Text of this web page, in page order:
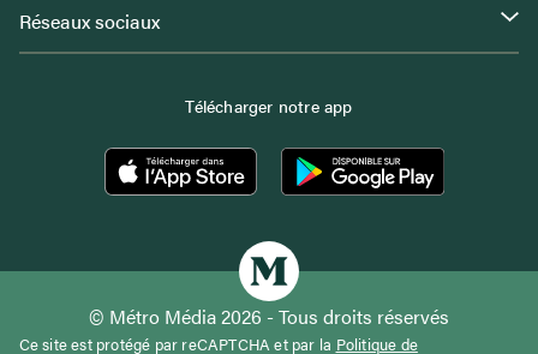
Réseaux sociaux
Télécharger notre app
© Métro Média 2026 - Tous droits réservés
Ce site est protégé par reCAPTCHA et par la Politique de